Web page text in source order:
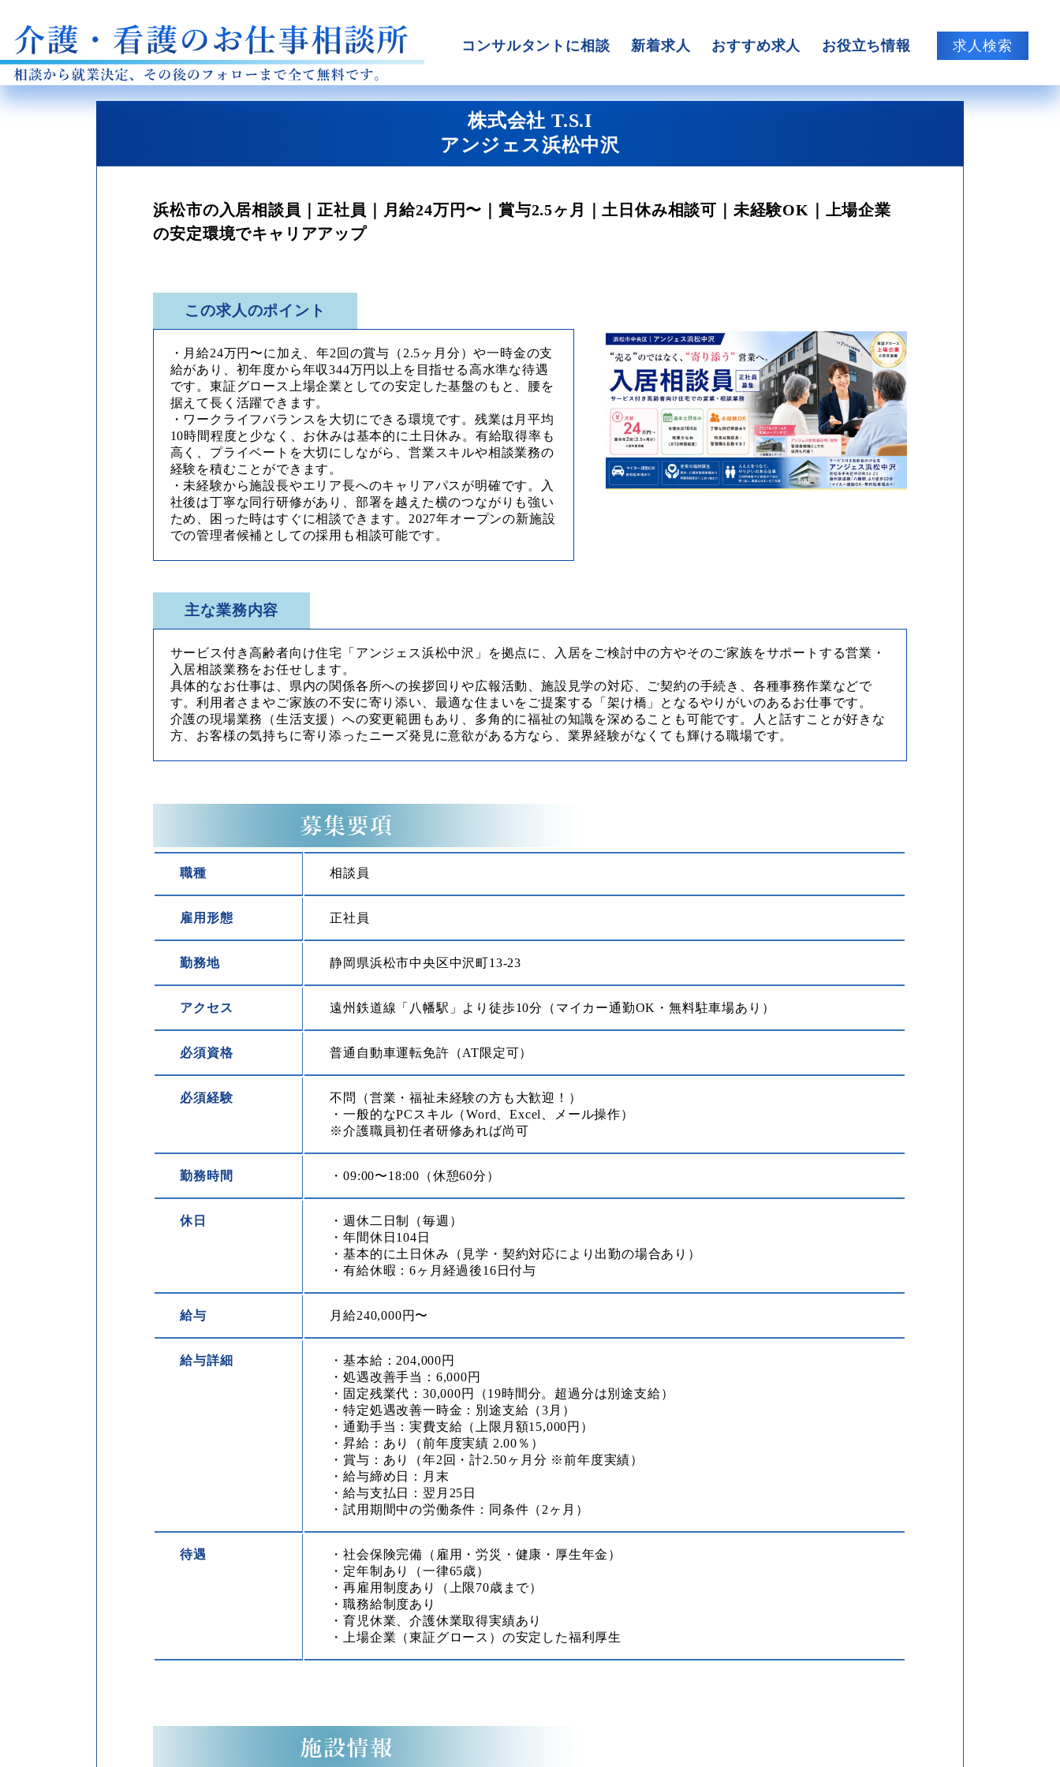
コンサルタントに相談 新着求人 おすすめ求人 お役立ち情報 求人検索
株式会社 T.S.I
アンジェス浜松中沢
浜松市の入居相談員｜正社員｜月給24万円〜｜賞与2.5ヶ月｜土日休み相談可｜未経験OK｜上場企業
の安定環境でキャリアアップ
この求人のポイント
・月給24万円〜に加え、年2回の賞与（2.5ヶ月分）や一時金の支
給があり、初年度から年収344万円以上を目指せる高水準な待遇
です。東証グロース上場企業としての安定した基盤のもと、腰を
据えて長く活躍できます。
・ワークライフバランスを大切にできる環境です。残業は月平均
10時間程度と少なく、お休みは基本的に土日休み。有給取得率も
高く、プライベートを大切にしながら、営業スキルや相談業務の
経験を積むことができます。
・未経験から施設長やエリア長へのキャリアパスが明確です。入
社後は丁寧な同行研修があり、部署を越えた横のつながりも強い
ため、困った時はすぐに相談できます。2027年オープンの新施設
での管理者候補としての採用も相談可能です。
主な業務内容
サービス付き高齢者向け住宅「アンジェス浜松中沢」を拠点に、入居をご検討中の方やそのご家族をサポートする営業・
入居相談業務をお任せします。
具体的なお仕事は、県内の関係各所への挨拶回りや広報活動、施設見学の対応、ご契約の手続き、各種事務作業などで
す。利用者さまやご家族の不安に寄り添い、最適な住まいをご提案する「架け橋」となるやりがいのあるお仕事です。
介護の現場業務（生活支援）への変更範囲もあり、多角的に福祉の知識を深めることも可能です。人と話すことが好きな
方、お客様の気持ちに寄り添ったニーズ発見に意欲がある方なら、業界経験がなくても輝ける職場です。
職種 相談員
雇用形態 正社員
勤務地 静岡県浜松市中央区中沢町13-23
アクセス 遠州鉄道線「八幡駅」より徒歩10分（マイカー通勤OK・無料駐車場あり）
必須資格 普通自動車運転免許（AT限定可）
必須経験
不問（営業・福祉未経験の方も大歓迎！）
・一般的なPCスキル（Word、Excel、メール操作）
※介護職員初任者研修あれば尚可
勤務時間 ・09:00〜18:00（休憩60分）
休日
・週休二日制（毎週）
・年間休日104日
・基本的に土日休み（見学・契約対応により出勤の場合あり）
・有給休暇：6ヶ月経過後16日付与
給与 月給240,000円〜
給与詳細
・基本給：204,000円
・処遇改善手当：6,000円
・固定残業代：30,000円（19時間分。超過分は別途支給）
・特定処遇改善一時金：別途支給（3月）
・通勤手当：実費支給（上限月額15,000円）
・昇給：あり（前年度実績 2.00％）
・賞与：あり（年2回・計2.50ヶ月分 ※前年度実績）
・給与締め日：月末
・給与支払日：翌月25日
・試用期間中の労働条件：同条件（2ヶ月）
待遇
・社会保険完備（雇用・労災・健康・厚生年金）
・定年制あり（一律65歳）
・再雇用制度あり（上限70歳まで）
・職務給制度あり
・育児休業、介護休業取得実績あり
・上場企業（東証グロース）の安定した福利厚生